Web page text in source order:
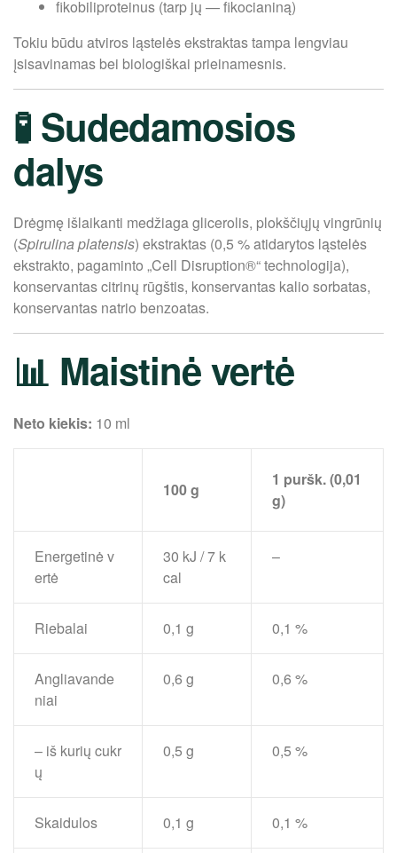
fikobiliproteinus (tarp jų — fikocianiną)
Tokiu būdu atviros ląstelės ekstraktas tampa lengviau
įsisavinamas bei biologiškai prieinamesnis.
🧪 Sudedamosios
dalys
Drėgmę išlaikanti medžiaga glicerolis, plokščiųjų vingrūnių
(Spirulina platensis) ekstraktas (0,5 % atidarytos ląstelės
ekstrakto, pagaminto „Cell Disruption®“ technologija),
konservantas citrinų rūgštis, konservantas kalio sorbatas,
konservantas natrio benzoatas.
📊 Maistinė vertė
Neto kiekis: 10 ml
100 g
1 puršk. (0,01
g)
Energetinė v
ertė
30 kJ / 7 k
cal
–
Riebalai 0,1 g 0,1 %
Angliavande
niai
0,6 g 0,6 %
– iš kurių cukr
ų
0,5 g 0,5 %
Skaidulos 0,1 g 0,1 %